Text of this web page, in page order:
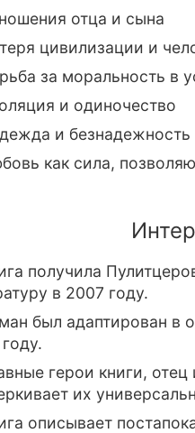
отца и сына
цивилизации и
за моральность в
и одиночество
и безнадежность
как сила,
получила
в 2007 году.
был адаптирован в
герои книги,
их
описывает